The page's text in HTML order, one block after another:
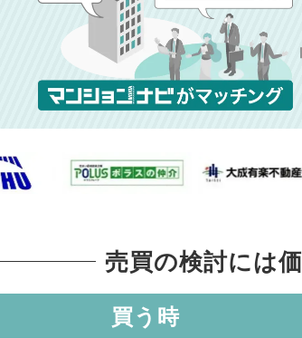
売買の検討には
買う時